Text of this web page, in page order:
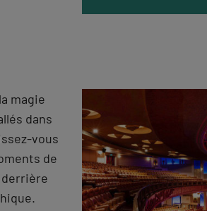
magie
dans
vous
de
derrière